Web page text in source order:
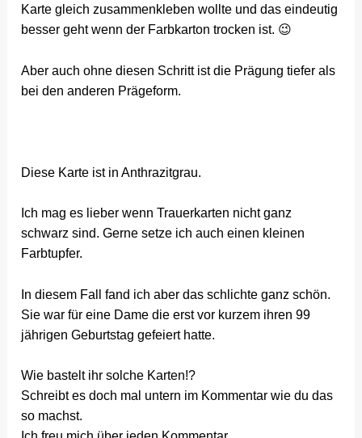
Karte gleich zusammenkleben wollte und das eindeutig
besser geht wenn der Farbkarton trocken ist. 😉
Aber auch ohne diesen Schritt ist die Prägung tiefer als
bei den anderen Prägeform.
Diese Karte ist in Anthrazitgrau.
Ich mag es lieber wenn Trauerkarten nicht ganz
schwarz sind. Gerne setze ich auch einen kleinen
Farbtupfer.
In diesem Fall fand ich aber das schlichte ganz schön.
Sie war für eine Dame die erst vor kurzem ihren 99
jährigen Geburtstag gefeiert hatte.
Wie bastelt ihr solche Karten!?
Schreibt es doch mal untern im Kommentar wie du das
so machst.